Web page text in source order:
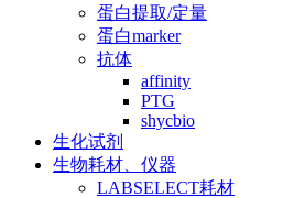
蛋白提取/定量
蛋白marker
抗体
affinity
PTG
shycbio
生化试剂
生物耗材、仪器
LABSELECT耗材